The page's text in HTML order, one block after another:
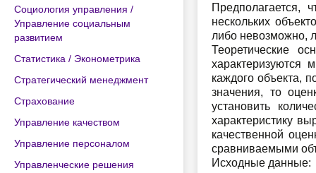
Социология управления /
Управление социальным
развитием
Статистика / Эконометрика
Стратегический менеджмент
Страхование
Управление качеством
Управление персоналом
Управленческие решения
Предполагается,
нескольких
либо невозможно,
Теоретические
характеризуются
каждого объекта,
значения, то
установить
характеристику
качественной
сравниваемыми
Исходные данные: